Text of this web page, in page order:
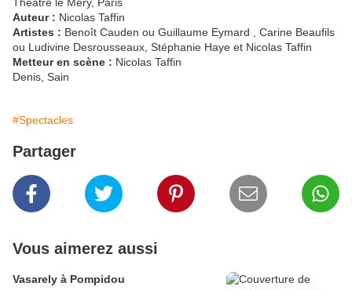
Auteur : Nicolas Taffin
Artistes : Benoît Cauden ou Guillaume Eymard , Carine Beaufils
ou Ludivine Desrousseaux, Stéphanie Haye et Nicolas Taffin
Metteur en scène : Nicolas Taffin
Denis, Sain
#Spectacles
Partager
Vous aimerez aussi
Vasarely à Pompidou